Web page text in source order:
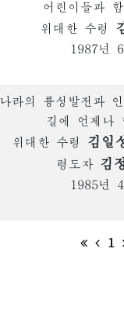
어린이들과
위대한 수령
1987년
나라의 륭성발전과
길에 언제나
위대한 수령 김일
령도자 김
1985년
1